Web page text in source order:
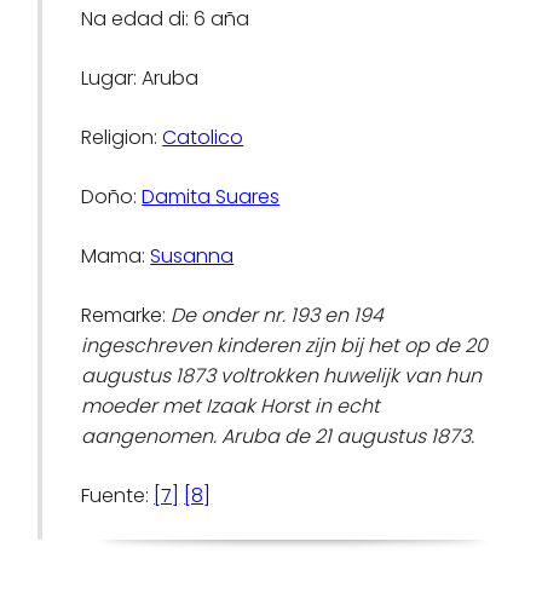
Na edad di: 6 aña
Lugar: Aruba
Religion:Catolico
Doño:Damita Suares
Mama:Susanna
Remarke: De onder nr. 193 en 194
ingeschreven kinderen zijn bij het op de 20
augustus 1873 voltrokken huwelijk van hun
moeder met Izaak Horst in echt
aangenomen. Aruba de 21 augustus 1873.
Fuente: [7] [8]